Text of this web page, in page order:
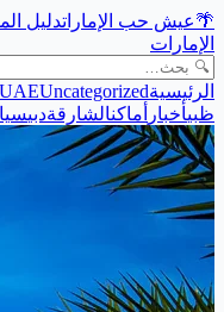
🌴عيش حب الإماراتدليل
الإمارات
الرئيسيةUncategorized
ظبيأخبار أماكنالشارقةدبي